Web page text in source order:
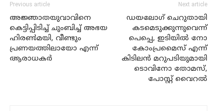
Previous article
അജ്ഞാതയുവാവിനെ
കെട്ടിപ്പിടിച്ച് ചുംബിച്ച് അഭയ
ഹിരണ്‍മയി, വീണ്ടും
പ്രണയത്തിലായോ എന്ന്
ആരാധകര്‍
Next article
ഡയലോഗ് ചെറുതായി
കടമെടുക്കുന്നുവെന്ന്
പെപ്പെ, ഇടിയില്‍ നോ
കോംപ്രമൈസ് എന്ന്
കിടിലന്‍ മറുപടിയുമായി
ടൊവിനോ തോമസ്,
പോസ്റ്റ് വൈറല്‍